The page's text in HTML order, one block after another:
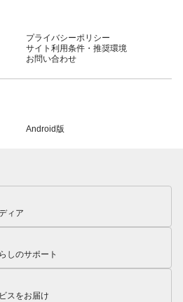
プライバシーポリシー
サイト利用条件・推奨環境
お問い合わせ
Android版
ィア
しのサポート
スをお届け